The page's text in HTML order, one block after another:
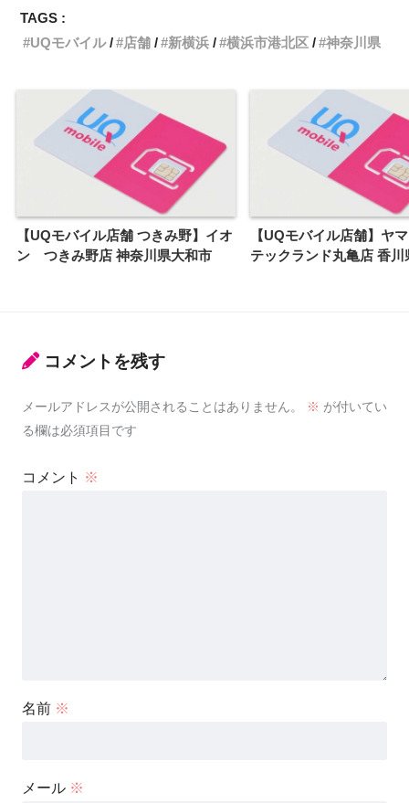
TAGS :
UQモバイル
店舗 新横浜 横浜市港北区 神奈川県
【UQモバイル店舗 つきみ野】イオ
ン つきみ野店 神奈川県大和市
【UQモバイル店舗】
テックランド丸亀店 香川
コメントを残す
メールアドレスが公開されることはありません。 ※ が付いてい
る欄は必須項目です
コメント ※
名前 ※
メール ※